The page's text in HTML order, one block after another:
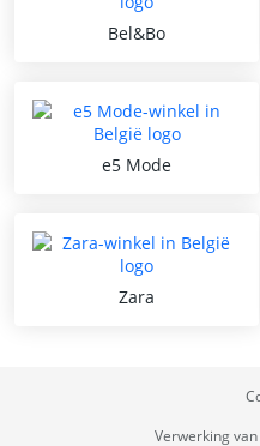
Bel&Bo
e5 Mode
Zara
Verwerking